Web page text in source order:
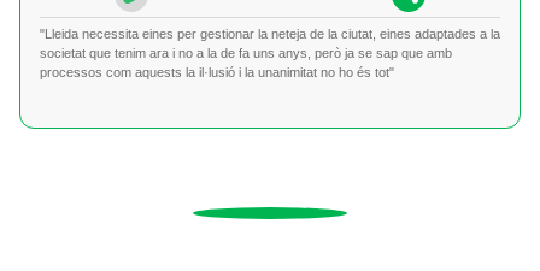
"Lleida necessita eines per gestionar la neteja de la ciutat, eines adaptades a la
societat que tenim ara i no a la de fa uns anys, però ja se sap que amb
processos com aquests la il·lusió i la unanimitat no ho és tot"